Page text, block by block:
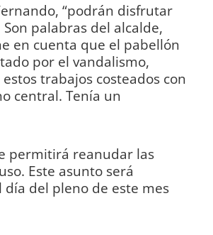
“podrán disfrutar
palabras del alcalde,
en cuenta que el pabellón
por el vandalismo,
trabajos costeados con
central. Tenía un
permitirá reanudar las
Este asunto será
del pleno de este mes